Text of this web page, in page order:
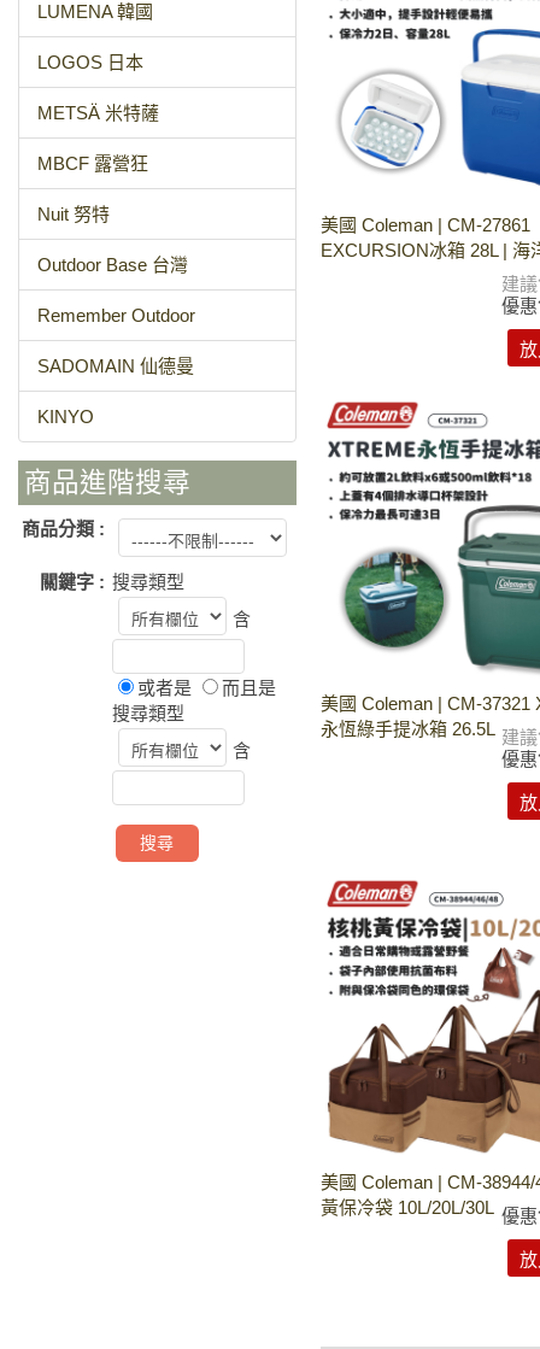
LUMENA 韓國
LOGOS 日本
METSÄ 米特薩
MBCF 露營狂
Nuit 努特
Outdoor Base 台灣
Remember Outdoor
SADOMAIN 仙德曼
KINYO
商品進階搜尋
商品分類 :
關鍵字 : 搜尋類型
含
或者是
而且是
搜尋類型
含
美國 Coleman | CM-27861
EXCURSION冰箱 28L | 海
建
優
美國 Coleman | CM-37321
永恆綠手提冰箱 26.5L 建
優
美國 Coleman | CM-38944/
黃保冷袋 10L/20L/30L 優